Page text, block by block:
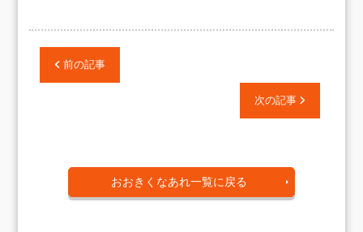
前の記事
次の記事
おおきくなあれ一覧に戻る